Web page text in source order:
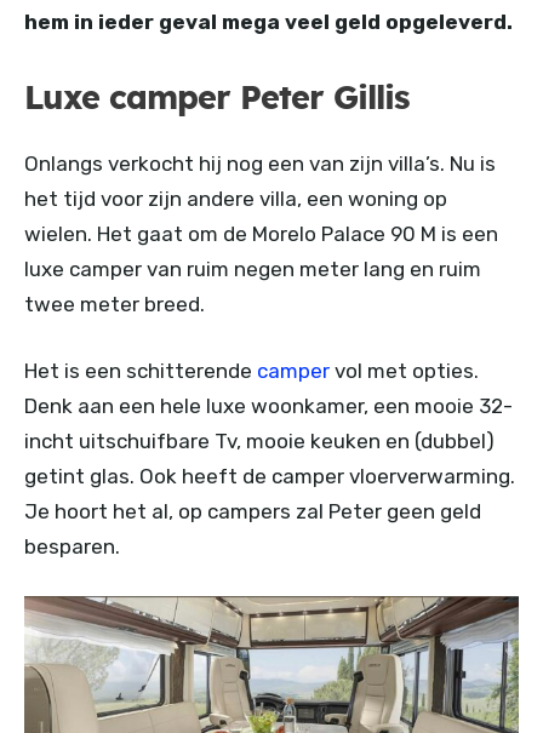
hem in ieder geval mega veel geld opgeleverd.
Luxe camper Peter Gillis
Onlangs verkocht hij nog een van zijn villa’s. Nu is
het tijd voor zijn andere villa, een woning op
wielen. Het gaat om de Morelo Palace 90 M is een
luxe camper van ruim negen meter lang en ruim
twee meter breed.
Het is een schitterende camper vol met opties.
Denk aan een hele luxe woonkamer, een mooie 32-
incht uitschuifbare Tv, mooie keuken en (dubbel)
getint glas. Ook heeft de camper vloerverwarming.
Je hoort het al, op campers zal Peter geen geld
besparen.